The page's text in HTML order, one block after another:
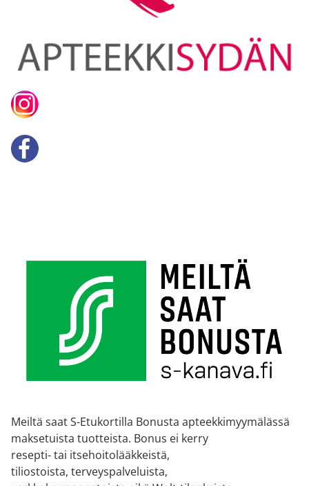
Meiltä saat S-Etukortilla Bonusta apteekkimyymälässä
maksetuista tuotteista. Bonus ei kerry
resepti- tai itsehoitolääkkeistä,
tiliostoista, terveyspalveluista,